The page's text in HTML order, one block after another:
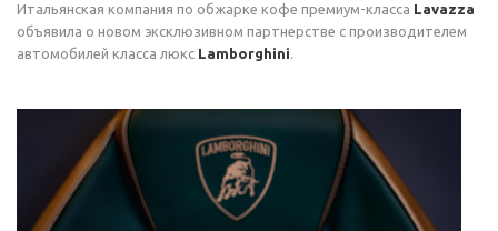
Итальянская компания по обжарке кофе премиум-класса Lavazza
объявила о новом эксклюзивном партнерстве с производителем
автомобилей класса люкс Lamborghini.